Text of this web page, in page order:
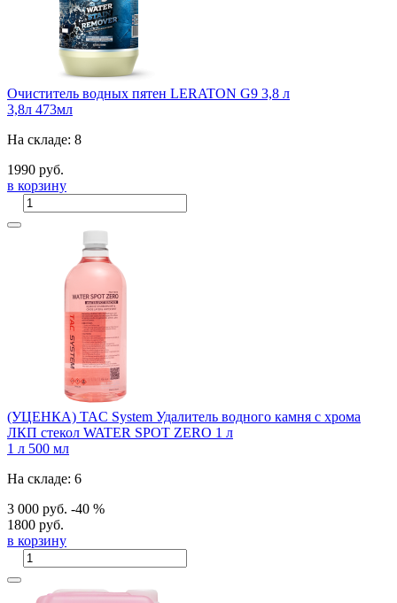
Очиститель водных пятен LERATON G9 3,8 л
3,8л 473мл
На складе: 8
1990 руб.
в корзину
(УЦЕНКА) TAC System Удалитель водного камня с хрома
ЛКП стекол WATER SPOT ZERO 1 л
1 л 500 мл
На складе: 6
3 000 руб. -40 %
1800 руб.
в корзину